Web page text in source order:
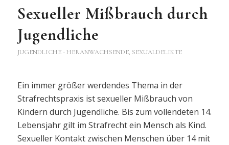
Sexueller Mißbrauch durch
Jugendliche
JUGENDLICHE - HERANWACHSENDE, SEXUALDELIKTE
Ein immer größer werdendes Thema in der
Strafrechtspraxis ist sexueller Mißbrauch von
Kindern durch Jugendliche. Bis zum vollendeten 14.
Lebensjahr gilt im Strafrecht ein Mensch als Kind.
Sexueller Kontakt zwischen Menschen über 14 mit